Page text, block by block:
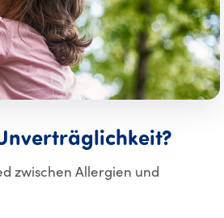
zwischen Allergien und